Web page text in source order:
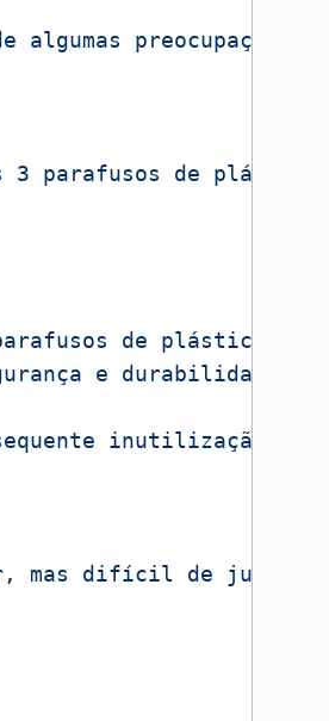
algumas
3 parafusos de
de plástico."
e durabilidade."
inutilização do
mas difícil de